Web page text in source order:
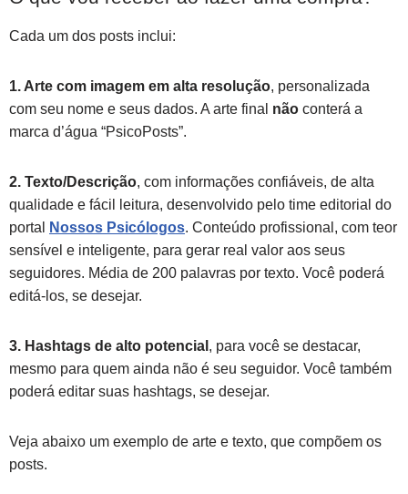
Cada um dos posts inclui:
1. Arte com imagem em alta resolução, personalizada
com seu nome e seus dados. A arte final não conterá a
marca d’água “PsicoPosts”.
2. Texto/Descrição, com informações confiáveis, de alta
qualidade e fácil leitura, desenvolvido pelo time editorial do
portal
Nossos Psicólogos. Conteúdo profissional, com teor
sensível e inteligente, para gerar real valor aos seus
seguidores. Média de 200 palavras por texto. Você poderá
editá-los, se desejar.
3. Hashtags de alto potencial , para você se destacar,
mesmo para quem ainda não é seu seguidor. Você também
poderá editar suas hashtags, se desejar.
Veja abaixo um exemplo de arte e texto, que compõem os
posts.